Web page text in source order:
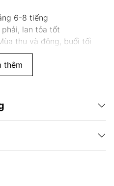
6-8 tiếng
phải, lan tỏa tốt
thu và đông, buổi tối
sự bí ẩn và cuốn hút.
12, quận 10, TP.HCM
thêm